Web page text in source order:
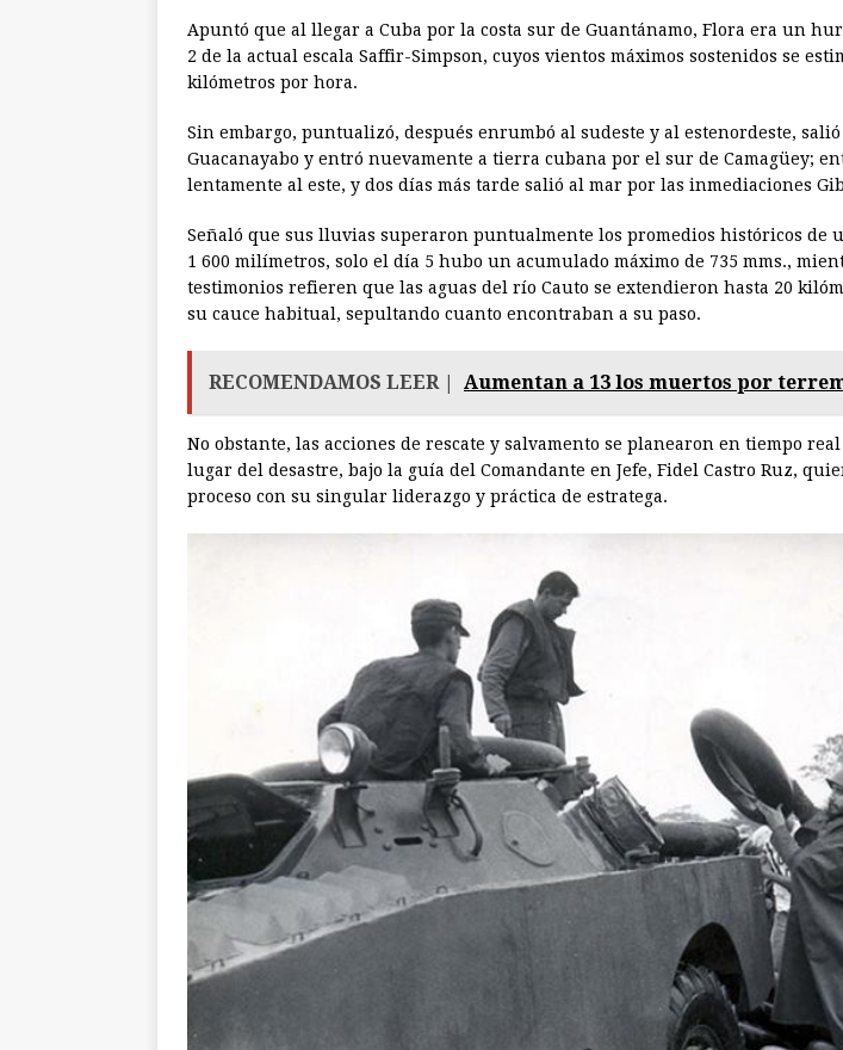
Apuntó que al llegar a Cuba por la costa sur de Guantánamo, Flora era un
2 de la actual escala Saffir-Simpson, cuyos vientos máximos sostenidos se
kilómetros por hora.
Sin embargo, puntualizó, después enrumbó al sudeste y al estenordeste,
Guacanayabo y entró nuevamente a tierra cubana por el sur de Camagüey;
lentamente al este, y dos días más tarde salió al mar por las inmediaciones
Señaló que sus lluvias superaron puntualmente los promedios históricos de
1 600 milímetros, solo el día 5 hubo un acumulado máximo de 735 mms.,
testimonios refieren que las aguas del río Cauto se extendieron hasta 20
su cauce habitual, sepultando cuanto encontraban a su paso.
RECOMENDAMOS LEER | Aumentan a 13 los muertos por
No obstante, las acciones de rescate y salvamento se planearon en tiempo
lugar del desastre, bajo la guía del Comandante en Jefe, Fidel Castro Ruz,
proceso con su singular liderazgo y práctica de estratega.